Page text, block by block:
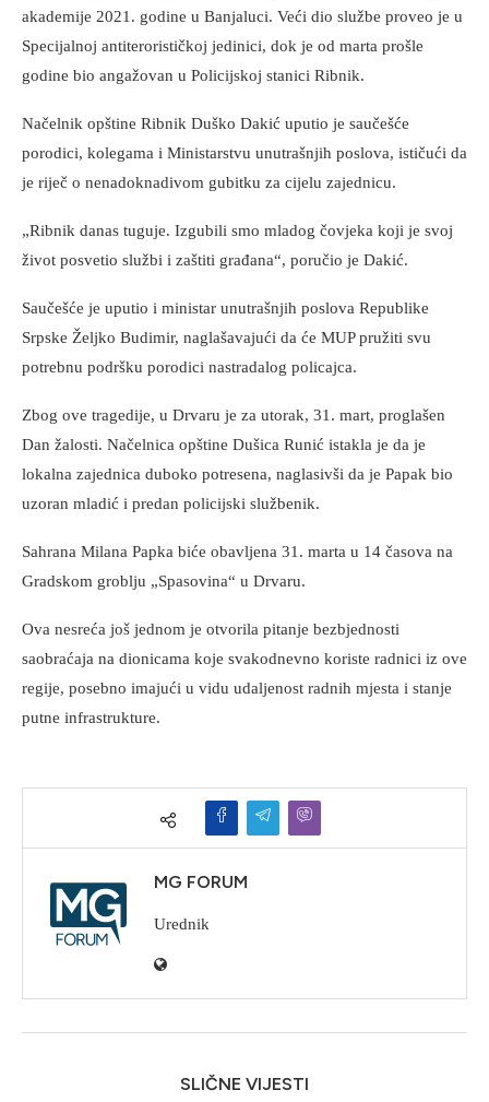
akademije 2021. godine u Banjaluci. Veći dio službe proveo je u
Specijalnoj antiterorističkoj jedinici, dok je od marta prošle
godine bio angažovan u Policijskoj stanici Ribnik.
Načelnik opštine Ribnik Duško Dakić uputio je saučešće
porodici, kolegama i Ministarstvu unutrašnjih poslova, ističući da
je riječ o nenadoknadivom gubitku za cijelu zajednicu.
„Ribnik danas tuguje. Izgubili smo mladog čovjeka koji je svoj
život posvetio službi i zaštiti građana“, poručio je Dakić.
Saučešće je uputio i ministar unutrašnjih poslova Republike
Srpske Željko Budimir, naglašavajući da će MUP pružiti svu
potrebnu podršku porodici nastradalog policajca.
Zbog ove tragedije, u Drvaru je za utorak, 31. mart, proglašen
Dan žalosti. Načelnica opštine Dušica Runić istakla je da je
lokalna zajednica duboko potresena, naglasivši da je Papak bio
uzoran mladić i predan policijski službenik.
Sahrana Milana Papka biće obavljena 31. marta u 14 časova na
Gradskom groblju „Spasovina“ u Drvaru.
Ova nesreća još jednom je otvorila pitanje bezbjednosti
saobraćaja na dionicama koje svakodnevno koriste radnici iz ove
regije, posebno imajući u vidu udaljenost radnih mjesta i stanje
putne infrastrukture.
MG FORUM
Urednik
SLIČNE VIJESTI